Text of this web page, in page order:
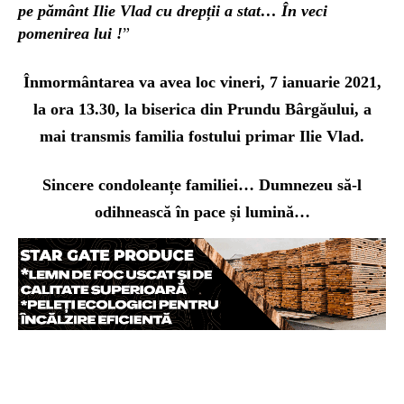
pe pământ Ilie Vlad cu drepții a stat… În veci
pomenirea lui !”
Înmormântarea va avea loc vineri, 7 ianuarie 2021,
la ora 13.30, la biserica din Prundu Bârgăului, a
mai transmis familia fostului primar Ilie Vlad.
Sincere condoleanțe familiei… Dumnezeu să-l
odihnească în pace și lumină…